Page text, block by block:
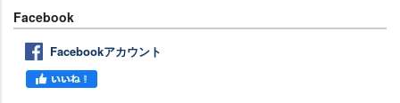
Facebook
Facebookアカウント